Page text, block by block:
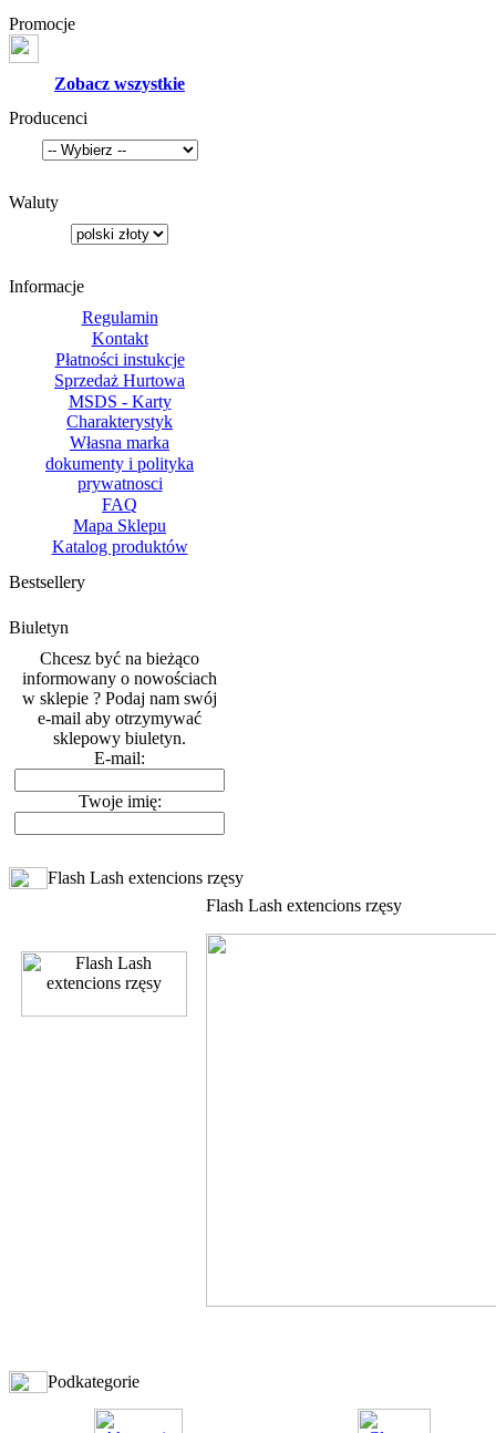
Promocje
Zobacz wszystkie
Producenci
Waluty
Informacje
Regulamin
Kontakt
Płatności instukcje
Sprzedaż Hurtowa
MSDS - Karty
Charakterystyk
Własna marka
dokumenty i polityka
prywatnosci
FAQ
Mapa Sklepu
Katalog produktów
Bestsellery
Biuletyn
Chcesz być na bieżąco
informowany o nowościach
w sklepie ? Podaj nam swój
e-mail aby otrzymywać
sklepowy biuletyn.
E-mail:
Twoje imię:
Flash Lash extencions rzęsy
Flash Lash extencions rzęsy
Podkategorie